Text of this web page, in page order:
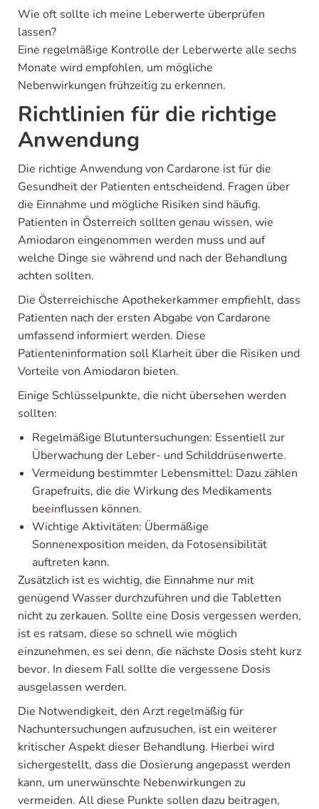
Wie oft sollte ich meine Leberwerte überprüfen
lassen?
Eine regelmäßige Kontrolle der Leberwerte alle sechs
Monate wird empfohlen, um mögliche
Nebenwirkungen frühzeitig zu erkennen.
Richtlinien für die richtige
Anwendung
Die richtige Anwendung von Cardarone ist für die
Gesundheit der Patienten entscheidend. Fragen über
die Einnahme und mögliche Risiken sind häufig.
Patienten in Österreich sollten genau wissen, wie
Amiodaron eingenommen werden muss und auf
welche Dinge sie während und nach der Behandlung
achten sollten.
Die Österreichische Apothekerkammer empfiehlt, dass
Patienten nach der ersten Abgabe von Cardarone
umfassend informiert werden. Diese
Patienteninformation soll Klarheit über die Risiken und
Vorteile von Amiodaron bieten.
Einige Schlüsselpunkte, die nicht übersehen werden
sollten:
Regelmäßige Blutuntersuchungen: Essentiell zur
Überwachung der Leber- und Schilddrüsenwerte.
Vermeidung bestimmter Lebensmittel: Dazu zählen
Grapefruits, die die Wirkung des Medikaments
beeinflussen können.
Wichtige Aktivitäten: Übermäßige
Sonnenexposition meiden, da Fotosensibilität
auftreten kann.
Zusätzlich ist es wichtig, die Einnahme nur mit
genügend Wasser durchzuführen und die Tabletten
nicht zu zerkauen. Sollte eine Dosis vergessen werden,
ist es ratsam, diese so schnell wie möglich
einzunehmen, es sei denn, die nächste Dosis steht kurz
bevor. In diesem Fall sollte die vergessene Dosis
ausgelassen werden.
Die Notwendigkeit, den Arzt regelmäßig für
Nachuntersuchungen aufzusuchen, ist ein weiterer
kritischer Aspekt dieser Behandlung. Hierbei wird
sichergestellt, dass die Dosierung angepasst werden
kann, um unerwünschte Nebenwirkungen zu
vermeiden. All diese Punkte sollen dazu beitragen,